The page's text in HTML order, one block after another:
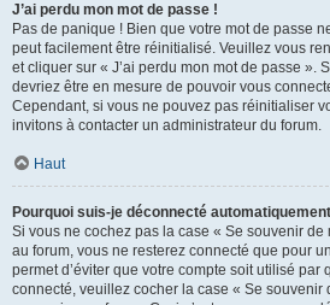
J’ai perdu mon mot de passe !
Pas de panique ! Bien que votre mot de passe
peut facilement être réinitialisé. Veuillez vous
et cliquer sur « J’ai perdu mon mot de passe ».
devriez être en mesure de pouvoir vous
Cependant, si vous ne pouvez pas réinitialiser
invitons à contacter un administrateur du forum.
Haut
Pourquoi suis-je déconnecté
Si vous ne cochez pas la case « Se souvenir
au forum, vous ne resterez connecté que pour
permet d’éviter que votre compte soit utilisé par
connecté, veuillez cocher la case « Se souvenir